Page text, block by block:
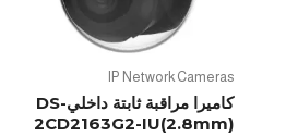
IP Network Cameras
كاميرا مراقبة ثابتة داخليDS-
2CD2163G2-IU(2.8mm)